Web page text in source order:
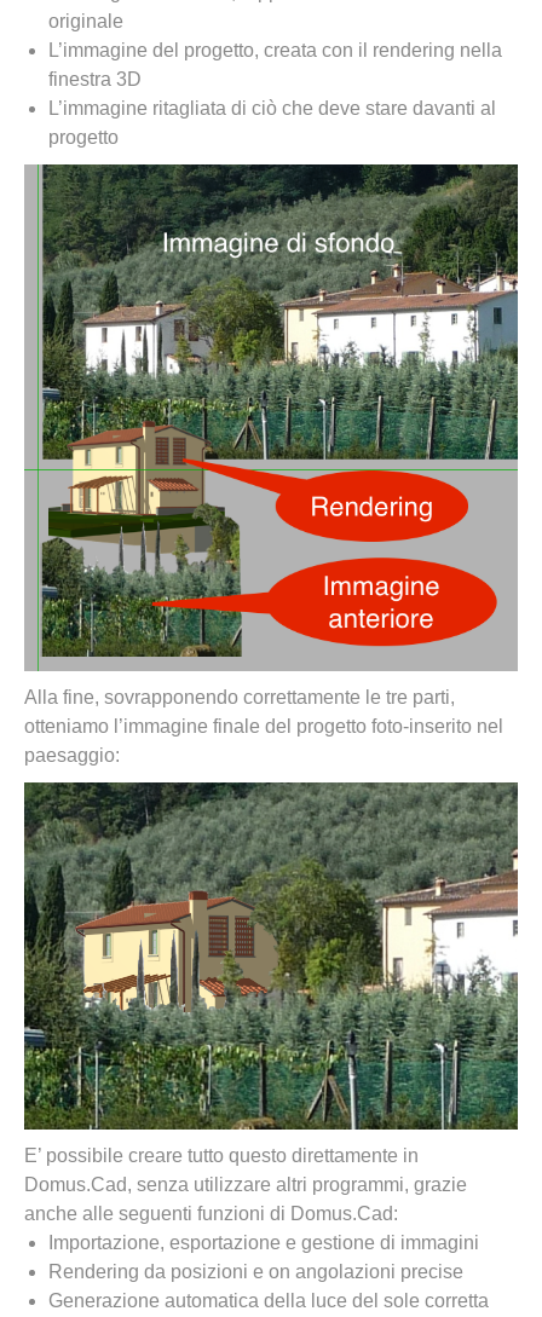
originale
L’immagine del progetto, creata con il rendering nella
finestra 3D
L’immagine ritagliata di ciò che deve stare davanti al
progetto
Alla fine, sovrapponendo correttamente le tre parti,
otteniamo l’immagine finale del progetto foto-inserito nel
paesaggio:
E’ possibile creare tutto questo direttamente in
Domus.Cad, senza utilizzare altri programmi, grazie
anche alle seguenti funzioni di Domus.Cad:
Importazione, esportazione e gestione di immagini
Rendering da posizioni e on angolazioni precise
Generazione automatica della luce del sole corretta